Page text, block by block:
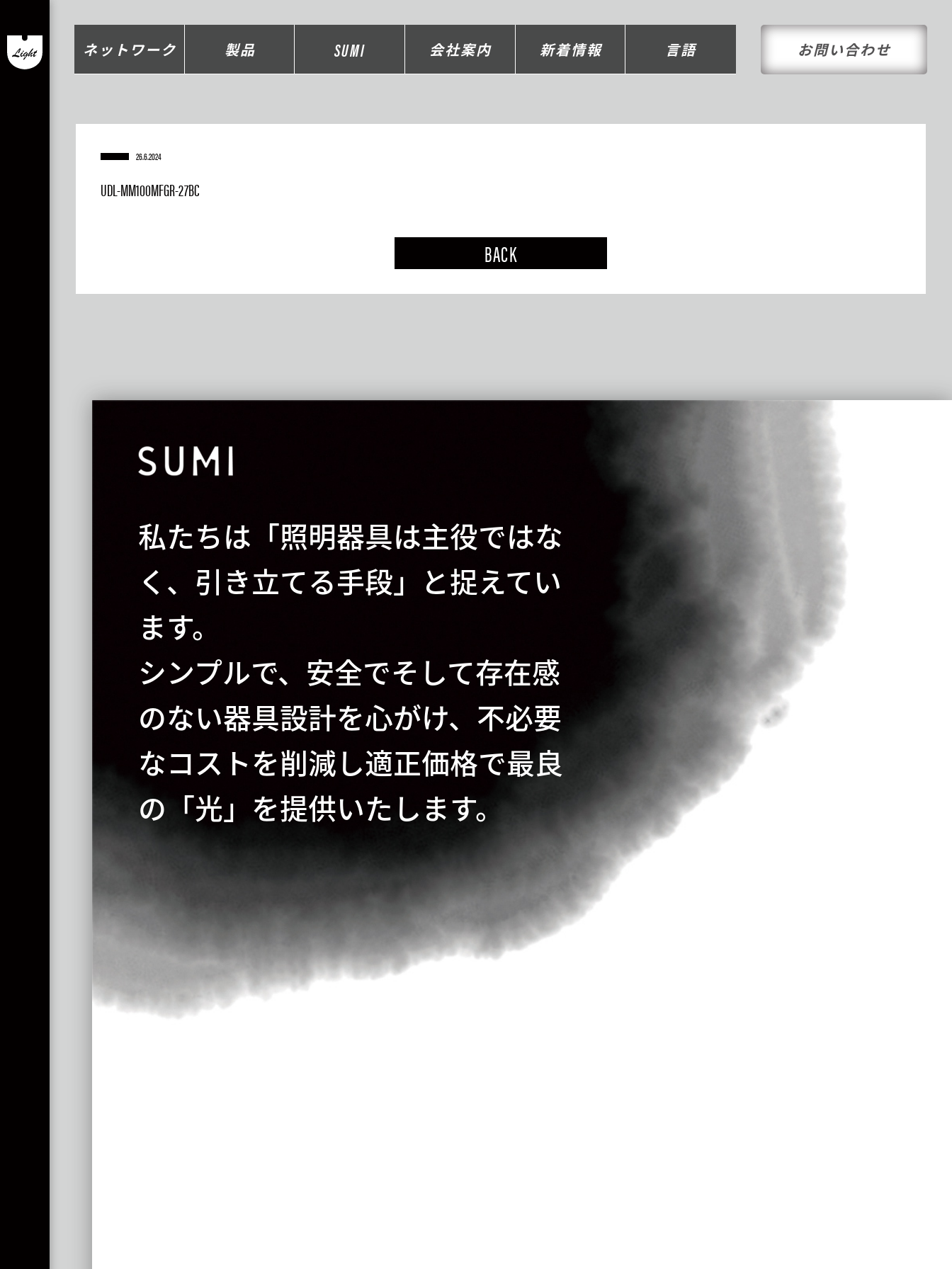
ネットワーク 製品 SUMI 会社案内 新着情報 言語 お問い合わせ
26.6.2024
UDL-MM100MFGR-27BC
BACK
私たちは「照明器具は主役ではな
く、引き立てる手段」と捉えてい
ます。
シンプルで、安全でそして存在感
のない器具設計を心がけ、不必要
なコストを削減し適正価格で最良
の「光」を提供いたします。